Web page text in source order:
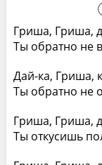
Гриша, Гриша,
Ты обратно не
Дай-ка, Гриша,
Ты обратно не
Гриша, Гриша,
Ты откусишь